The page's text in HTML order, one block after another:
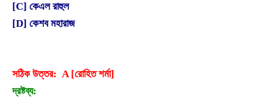
[C] কেএল রাহুল
[D] কেশব মহারাজ
সঠিক উত্তর: A [রোহিত শর্মা]
দ্রষ্টব্য: